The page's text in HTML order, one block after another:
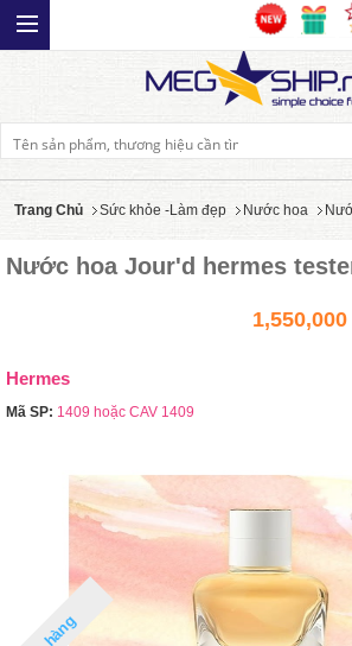
Trang Chủ Sức khỏe -Làm đẹp Nước hoa
Nước hoa Jour'd hermes
1,550,000
Hermes
Mã SP: 1409 hoặc CAV 1409